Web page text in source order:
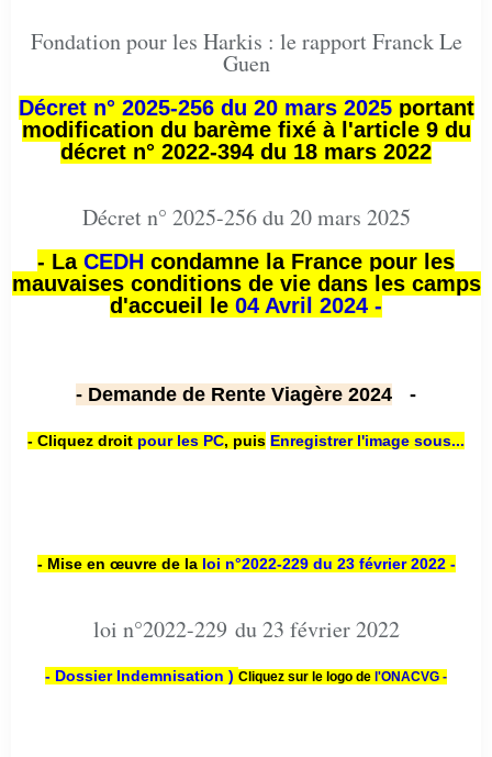
Fondation pour les Harkis : le rapport Franck Le
Guen
Décret n° 2025-256 du 20 mars 2025portant
modification du barème fixé à l'article 9 du
décret n° 2022-394 du 18 mars 2022
Décret n° 2025-256 du 20 mars 2025
- La CEDH condamne la France pour les
mauvaises conditions de vie dans les camps
d'accueil le 04 Avril 2024 -
- Demande de Rente Viagère 2024 -
- Cliquez droit pour les PC, puis Enregistrer l'image sous...
- Mise en œuvre de la loi n°2022-229 du 23 février 2022 -
loi n°2022-229 du 23 février 2022
- Dossier Indemnisation ) Cliquez sur le logo de l'ONACVG -